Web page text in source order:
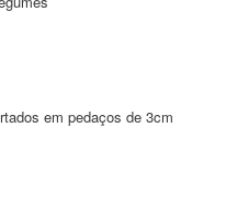
em pedaços de 3cm